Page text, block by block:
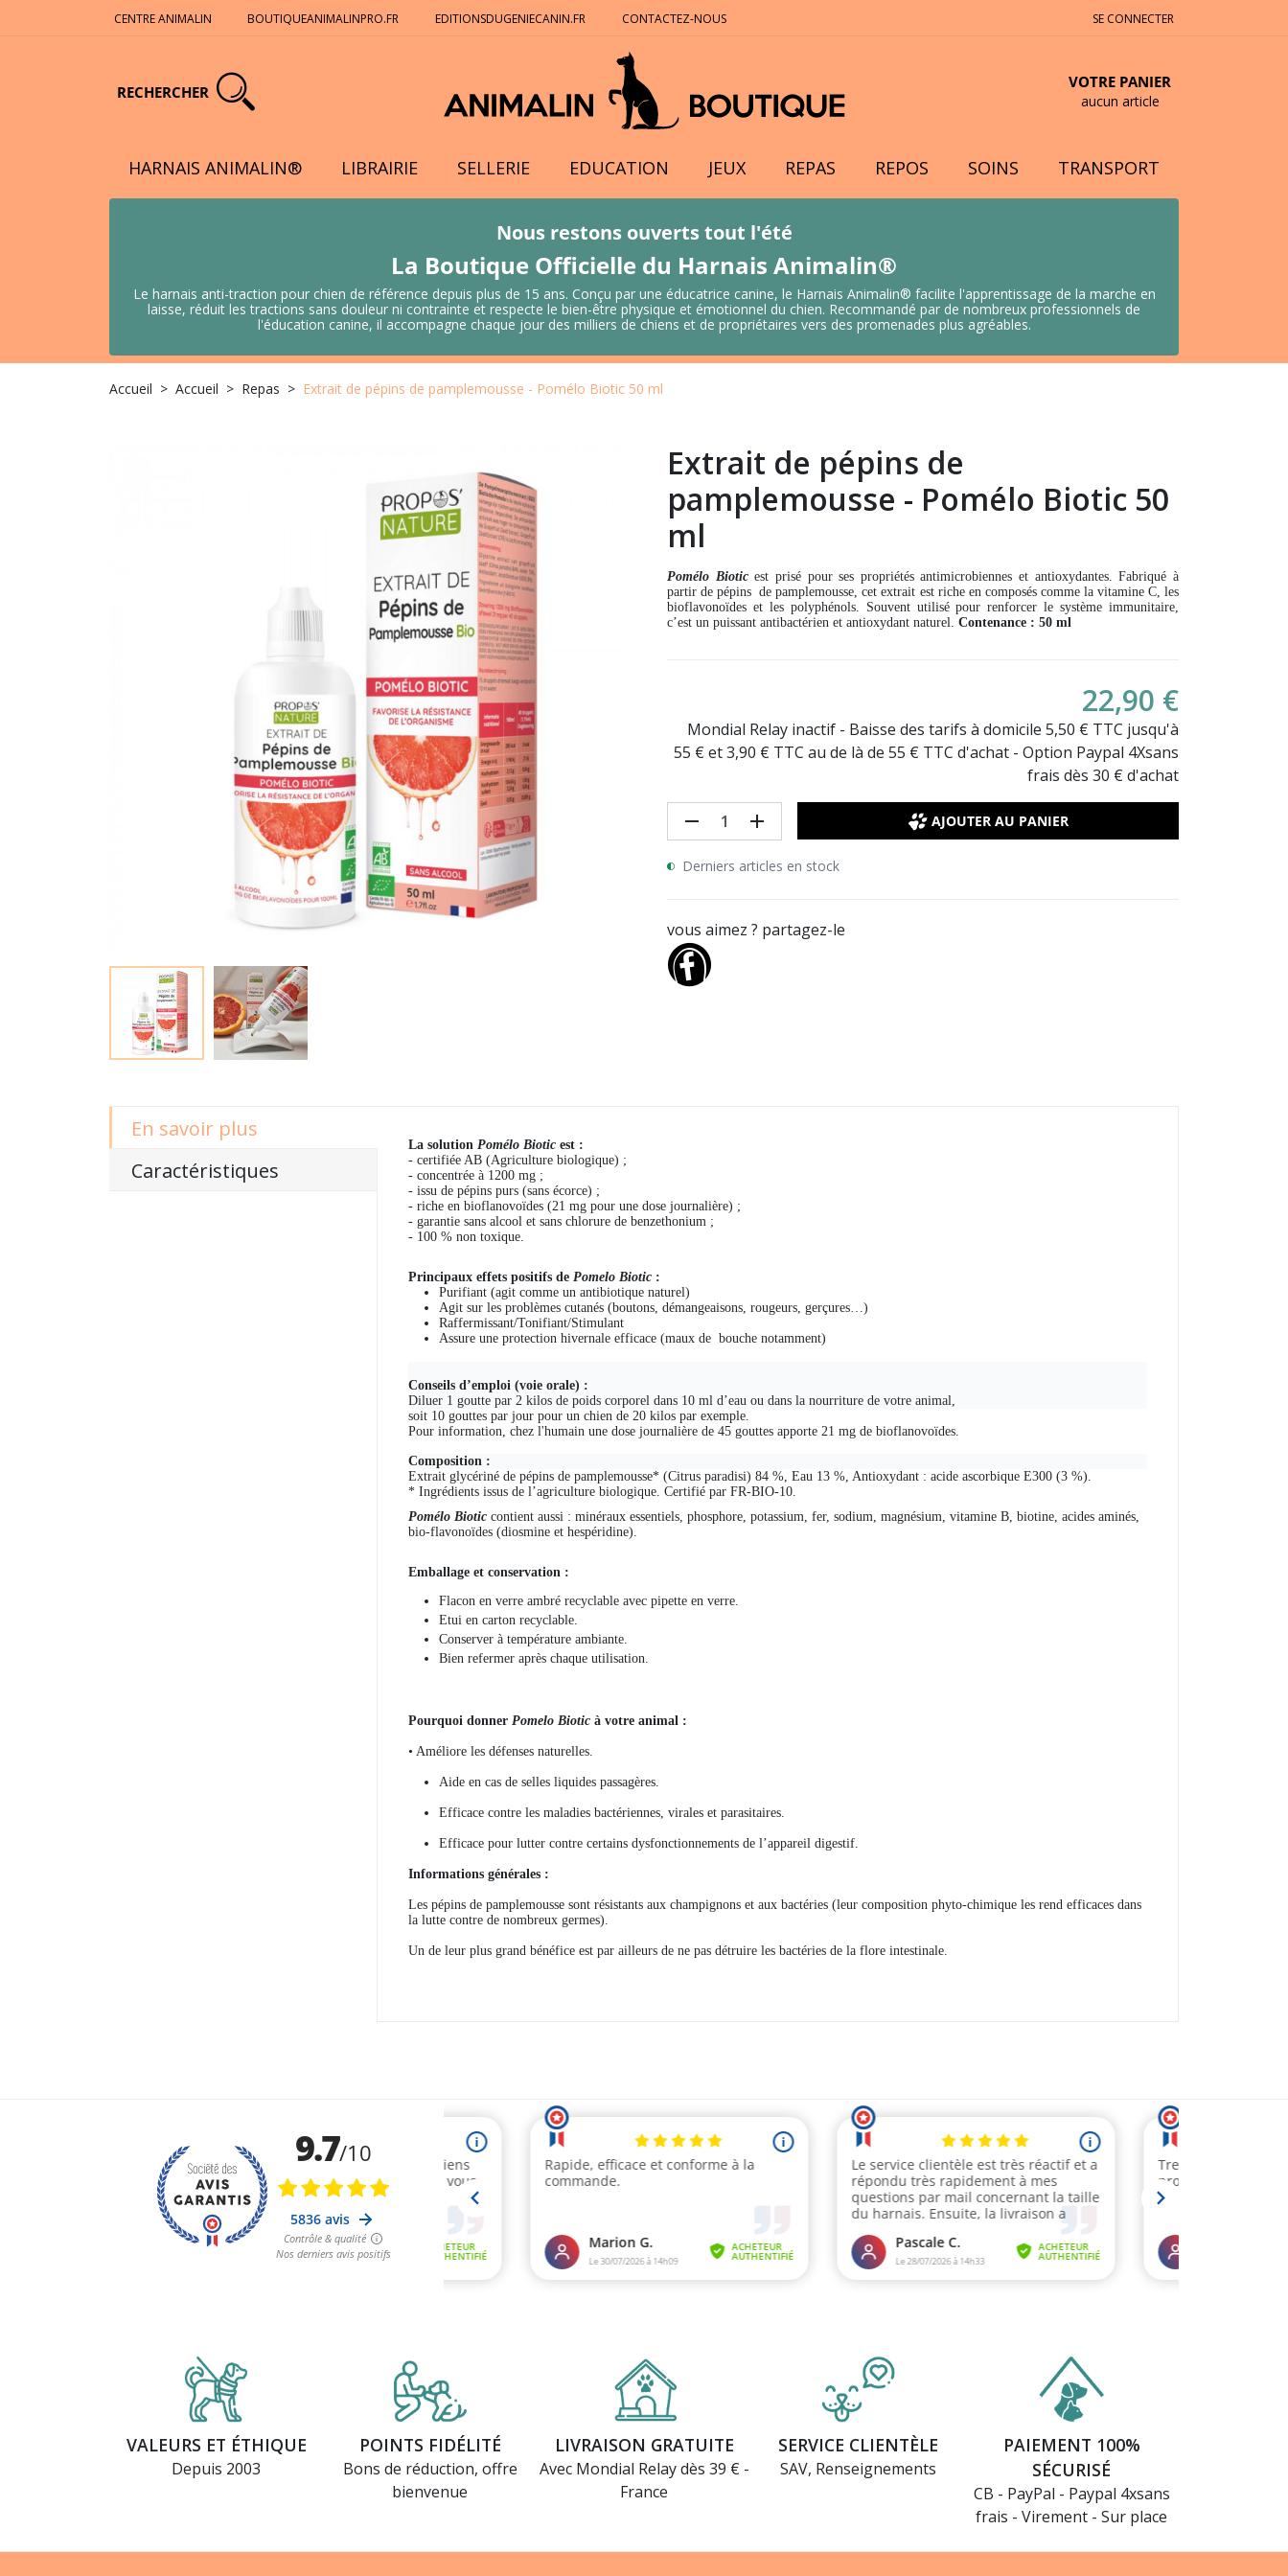
CENTRE ANIMALIN BOUTIQUEANIMALINPRO.FR EDITIONSDUGENIECANIN.FR CONTACTEZ-NOUS SE CONNECTER
RECHERCHER
VOTRE PANIER
aucun article
HARNAIS ANIMALIN® LIBRAIRIE SELLERIE EDUCATION JEUX REPAS REPOS SOINS TRANSPORT
Nous restons ouverts tout l'été
La Boutique Officielle du Harnais Animalin®
Le harnais anti-traction pour chien de référence depuis plus de 15 ans. Conçu par une éducatrice canine, le Harnais Animalin® facilite l'apprentissage de la marche en
laisse, réduit les tractions sans douleur ni contrainte et respecte le bien-être physique et émotionnel du chien. Recommandé par de nombreux professionnels de
l'éducation canine, il accompagne chaque jour des milliers de chiens et de propriétaires vers des promenades plus agréables.
Accueil Accueil Repas Extrait de pépins de pamplemousse - Pomélo Biotic 50 ml
Extrait de pépins de
pamplemousse - Pomélo Biotic 50
ml
Pomélo Bioticest prisé pour ses propriétés antimicrobiennes et antioxydantes. Fabriqué à
partir de pépins de pamplemousse, cet extrait est riche en composés comme la vitamine C, les
bioflavonoïdes et les polyphénols. Souvent utilisé pour renforcer le système immunitaire,
c’est un puissant antibactérien et antioxydant naturel. Contenance : 50 ml
22,90 €
Mondial Relay inactif - Baisse des tarifs à domicile 5,50 € TTC jusqu'à
55 € et 3,90 € TTC au de là de 55 € TTC d'achat - Option Paypal 4Xsans
frais dès 30 € d'achat
remove add AJOUTER AU PANIER
Derniers articles en stock
vous aimez ? partagez-le
En savoir plus
Caractéristiques
La solution Pomélo Biotic est :
- certifiée AB (Agriculture biologique) ;
- concentrée à 1200 mg ;
- issu de pépins purs (sans écorce) ;
- riche en bioflanovoïdes (21 mg pour une dose journalière) ;
- garantie sans alcool et sans chlorure de benzethonium ;
- 100 % non toxique.
Principaux effets positifs de Pomelo Biotic :
Purifiant (agit comme un antibiotique naturel)
Agit sur les problèmes cutanés (boutons, démangeaisons, rougeurs, gerçures…)
Raffermissant/Tonifiant/Stimulant
Assure une protection hivernale efficace (maux de bouche notamment)
Conseils d’emploi (voie orale) :
Diluer 1 goutte par 2 kilos de poids corporel dans 10 ml d’eau ou dans la nourriture de votre animal,
soit 10 gouttes par jour pour un chien de 20 kilos par exemple.
Pour information, chez l'humain une dose journalière de 45 gouttes apporte 21 mg de bioflanovoïdes.
Composition :
Extrait glycériné de pépins de pamplemousse* (Citrus paradisi) 84 %, Eau 13 %, Antioxydant : acide ascorbique E300 (3 %).
* Ingrédients issus de l’agriculture biologique. Certifié par FR-BIO-10.
Pomélo Biotic contient aussi : minéraux essentiels, phosphore, potassium, fer, sodium, magnésium, vitamine B, biotine, acides aminés,
bio-flavonoïdes (diosmine et hespéridine).
Emballage et conservation :
Flacon en verre ambré recyclable avec pipette en verre.
Etui en carton recyclable.
Conserver à température ambiante.
Bien refermer après chaque utilisation.
Pourquoi donner Pomelo Biotic à votre animal :
• Améliore les défenses naturelles.
Aide en cas de selles liquides passagères.
Efficace contre les maladies bactériennes, virales et parasitaires.
Efficace pour lutter contre certains dysfonctionnements de l’appareil digestif.
Informations générales :
Les pépins de pamplemousse sont résistants aux champignons et aux bactéries (leur composition phyto-chimique les rend efficaces dans
la lutte contre de nombreux germes).
Un de leur plus grand bénéfice est par ailleurs de ne pas détruire les bactéries de la flore intestinale.
VALEURS ET ÉTHIQUE
Depuis 2003
POINTS FIDÉLITÉ
Bons de réduction, offre
bienvenue
LIVRAISON GRATUITE
Avec Mondial Relay dès 39 € -
France
SERVICE CLIENTÈLE
SAV, Renseignements
PAIEMENT 100%
SÉCURISÉ
CB - PayPal - Paypal 4xsans
frais - Virement - Sur place